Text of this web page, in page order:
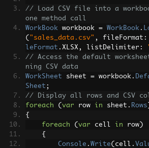
// Load CSV file into a
one method call
WorkBook workbook = WorkBook .
( "sales_data.csv" , fileFormat :
leFormat . XLSX, listDelimiter :
// Access the default
ning CSV data
WorkSheet sheet = workbook .
Sheet ;
// Display all rows and CSV
foreach
( var row in sheet . Rows
{
foreach
( var cell in row )
{
Console . Write( cell .